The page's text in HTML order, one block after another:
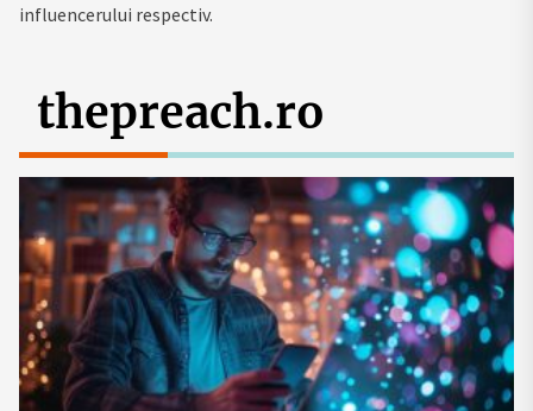
influencerului respectiv.
thepreach.ro